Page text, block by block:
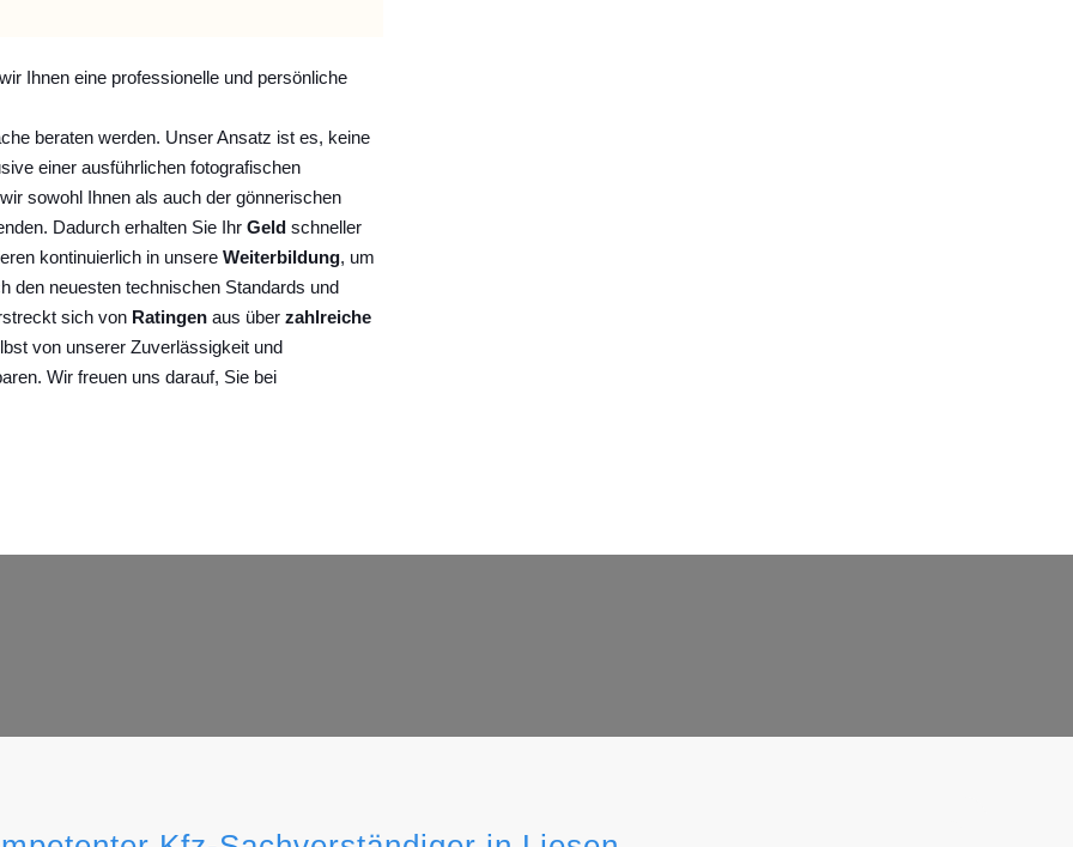
Ihnen eine professionelle und persönliche
beraten werden. Unser Ansatz ist es, keine
einer ausführlichen fotografischen
sowohl Ihnen als auch der gönnerischen
Dadurch erhalten Sie Ihr Geld schneller
kontinuierlich in unsere Weiterbildung, um
den neuesten technischen Standards und
sich von Ratingen aus über zahlreiche
von unserer Zuverlässigkeit und
Wir freuen uns darauf, Sie bei